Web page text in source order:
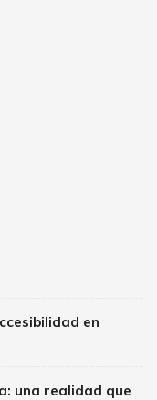
en
una realidad que